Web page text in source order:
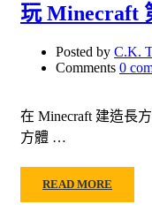
玩 Minecraft
Posted by C.K.
Comments 0
在 Minecraft 建造長
方體 …
READ MORE